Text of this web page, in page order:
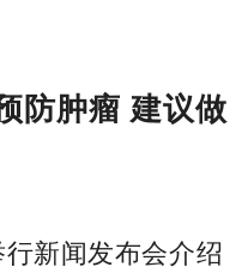
防肿瘤 建议做
新闻发布会介绍